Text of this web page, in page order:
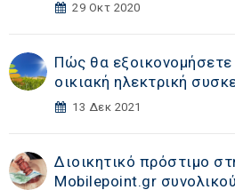
29 Οκτ 2020
Πώς θα
οικιακή ηλεκτρική
13 Δεκ 2021
Διοικητικό πρόστιμο
Mobilepoint.gr